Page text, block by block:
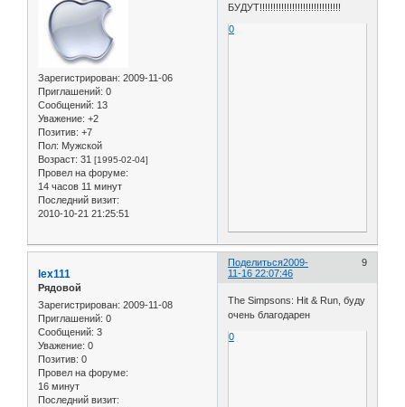
Зарегистрирован: 2009-11-06
Приглашений: 0
Сообщений: 13
Уважение: +2
Позитив: +7
Пол: Мужской
Возраст: 31 [1995-02-04]
Провел на форуме:
14 часов 11 минут
Последний визит:
2010-10-21 21:25:51
БУДУТ!!!!!!!!!!!!!!!!!!!!!!!!!!!!!!
0
Поделиться 9
2009-
11-16 22:07:46
lex111
Рядовой
Зарегистрирован: 2009-11-08
Приглашений: 0
Сообщений: 3
Уважение: 0
Позитив: 0
Провел на форуме:
16 минут
Последний визит:
The Simpsons: Hit & Run, буду
очень благодарен
0